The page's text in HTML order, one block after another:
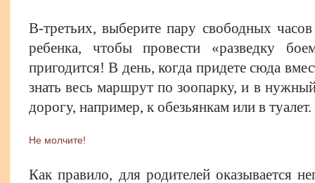
В-третьих, выберите пару свободных
ребенка, чтобы провести «разведку
пригодится! В день, когда придете сюда
знать весь маршрут по зоопарку, и в
дорогу, например, к обезьянкам или в туалет.
Не молчите!
Как правило, для родителей оказывается